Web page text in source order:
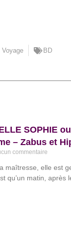
Voyage BD
SOPHIE
– Zabus et
commentaire
maîtresse, elle est
qu’un matin, après